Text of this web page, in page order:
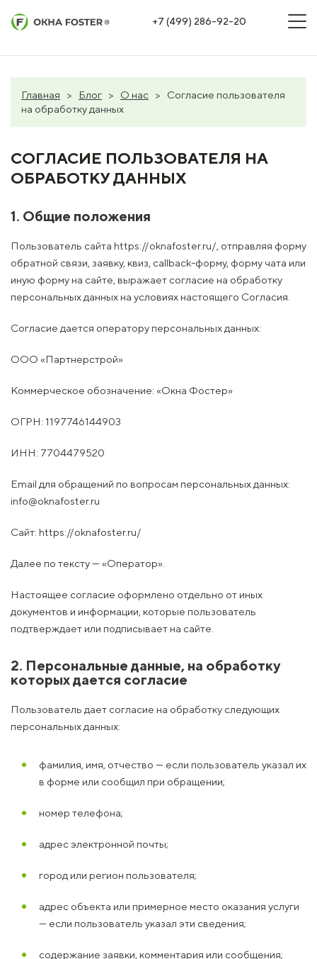
+7 (499) 286-92-20
Главная > Блог > О нас >
Согласие пользователя
на обработку данных
СОГЛАСИЕ ПОЛЬЗОВАТЕЛЯ НА
ОБРАБОТКУ ДАННЫХ
1. Общие положения
Пользователь сайта https://oknafoster.ru/, отправляя форму
обратной связи, заявку, квиз, callback-форму, форму чата или
иную форму на сайте, выражает согласие на обработку
персональных данных на условиях настоящего Согласия.
Согласие дается оператору персональных данных:
ООО «Партнерстрой»
Коммерческое обозначение: «Окна Фостер»
ОГРН: 1197746144903
ИНН: 7704479520
Email для обращений по вопросам персональных данных:
info@oknafoster.ru
Сайт: https://oknafoster.ru/
Далее по тексту — «Оператор».
Настоящее согласие оформлено отдельно от иных
документов и информации, которые пользователь
подтверждает или подписывает на сайте.
2. Персональные данные, на обработку
которых дается согласие
Пользователь дает согласие на обработку следующих
персональных данных:
фамилия, имя, отчество — если пользователь указал их
в форме или сообщил при обращении;
номер телефона;
адрес электронной почты;
город или регион пользователя;
адрес объекта или примерное место оказания услуги
— если пользователь указал эти сведения;
содержание заявки, комментария или сообщения;